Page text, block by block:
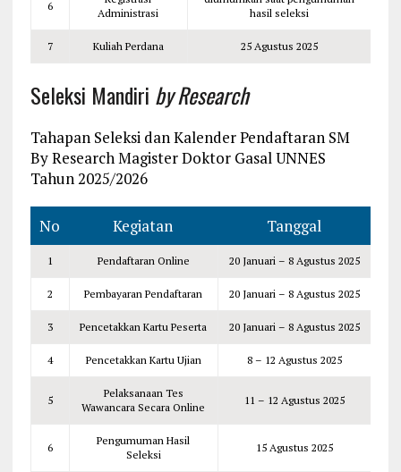
6
Administrasi
hasil seleksi
7 Kuliah Perdana 25 Agustus 2025
Seleksi Mandiri by Research
Tahapan Seleksi dan Kalender Pendaftaran SM
By Research Magister Doktor Gasal UNNES
Tahun 2025/2026
No Kegiatan Tanggal
1 Pendaftaran Online 20 Januari – 8 Agustus 2025
2 Pembayaran Pendaftaran 20 Januari – 8 Agustus 2025
3 Pencetakkan Kartu Peserta 20 Januari – 8 Agustus 2025
4 Pencetakkan Kartu Ujian 8 – 12 Agustus 2025
5
Pelaksanaan Tes
Wawancara Secara Online
11 – 12 Agustus 2025
6
Pengumuman Hasil
Seleksi
15 Agustus 2025